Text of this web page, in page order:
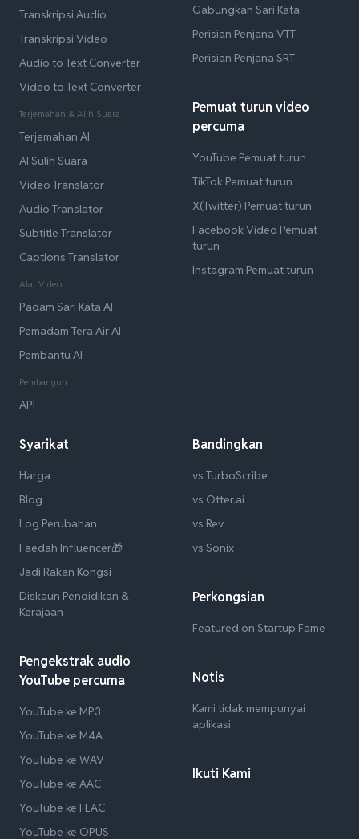
Transkripsi Audio
Transkripsi Video
Audio to Text Converter
Video to Text Converter
Terjemahan & Alih Suara
Terjemahan AI
AI Sulih Suara
Video Translator
Audio Translator
Subtitle Translator
Captions Translator
Alat Video
Padam Sari Kata AI
Pemadam Tera Air AI
Pembantu AI
Pembangun
API
Gabungkan Sari Kata
Perisian Penjana VTT
Perisian Penjana SRT
Pemuat turun video
percuma
YouTube Pemuat turun
TikTok Pemuat turun
X(Twitter) Pemuat turun
Facebook Video Pemuat
turun
Instagram Pemuat turun
Syarikat
Harga
Blog
Log Perubahan
Faedah Influencer🎁
Jadi Rakan Kongsi
Diskaun Pendidikan &
Kerajaan
Pengekstrak audio
YouTube percuma
YouTube ke MP3
YouTube ke M4A
YouTube ke WAV
YouTube ke AAC
YouTube ke FLAC
YouTube ke OPUS
Bandingkan
vs TurboScribe
vs Otter.ai
vs Rev
vs Sonix
Perkongsian
Featured on Startup Fame
Notis
Kami tidak mempunyai
aplikasi
Ikuti Kami